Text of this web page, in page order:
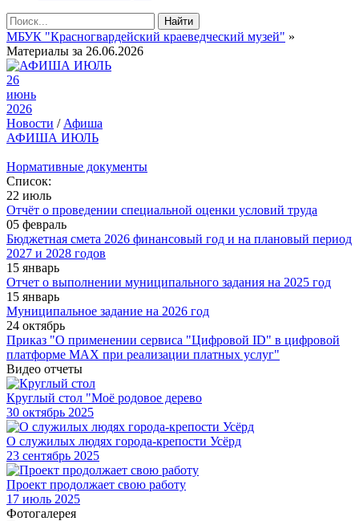
Найти
МБУК "Красногвардейский краеведческий музей" »
Материалы за 26.06.2026
26
июнь
2026
Новости / Афиша
АФИША ИЮЛЬ
Нормативные документы
Список:
22 июль
Отчёт о проведении специальной оценки условий труда
05 февраль
Бюджетная смета 2026 финансовый год и на плановый период
2027 и 2028 годов
15 январь
Отчет о выполнении муниципального задания на 2025 год
15 январь
Муниципальное задание на 2026 год
24 октябрь
Приказ "О применении сервиса "Цифровой ID" в цифровой
платформе МАХ при реализации платных услуг"
Видео отчеты
Круглый стол "Моё родовое дерево
30 октябрь 2025
О служилых людях города-крепости Усёрд
23 сентябрь 2025
Проект продолжает свою работу
17 июль 2025
Фотогалерея